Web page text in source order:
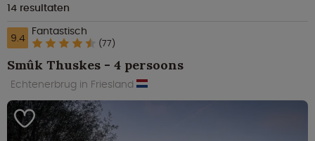
14 resultaten
9.4 Fantastisch
(77)
Smûk Thuskes - 4 persoons
Echtenerbrug in Friesland